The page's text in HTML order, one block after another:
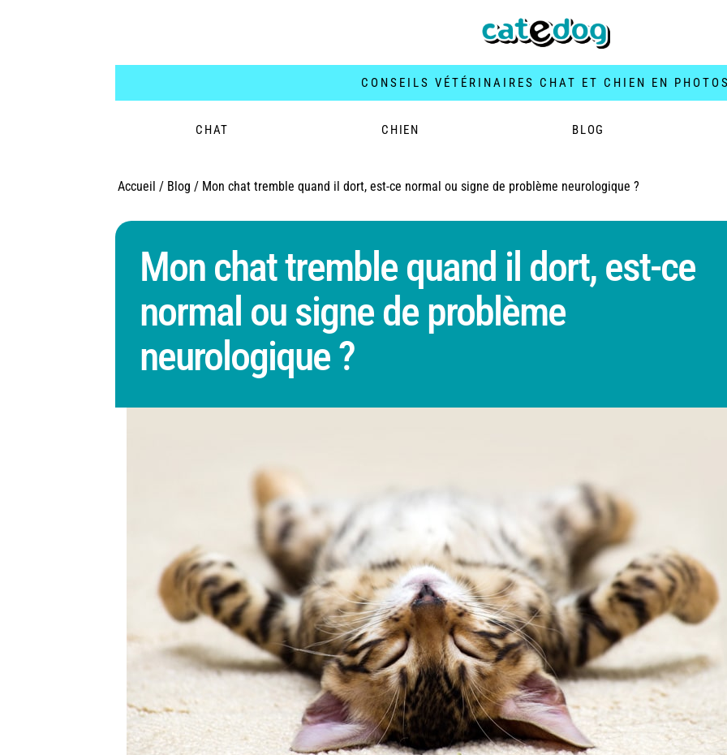
CONSEILS VÉTÉRINAIRES CHAT ET CHIEN EN
CHAT CHIEN BLOG
Accueil / Blog / Mon chat tremble quand il dort, est-ce normal ou signe de problème neurologique ?
Mon chat tremble quand il dort, est-ce
normal ou signe de problème
neurologique ?